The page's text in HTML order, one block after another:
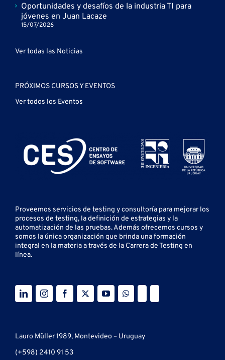
Oportunidades y desafíos de la industria TI para
jóvenes en Juan Lacaze
15/07/2026
Ver todas las Noticias
PRÓXIMOS CURSOS Y EVENTOS
Ver todos los Eventos
Proveemos servicios de testing yconsultoría para mejorar los
procesos de testing, la definición de estrategias y la
automatización de las pruebas.Además ofrecemos cursos y
somos la única organización que brinda una formación
integral en la materia a través de la Carrera de Testing en
línea.
Lauro Müller 1989, Montevideo – Uruguay
(+598) 2410 91 53